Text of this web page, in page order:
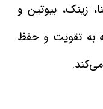
زینک، بیوتین و
به تقویت و حفظ